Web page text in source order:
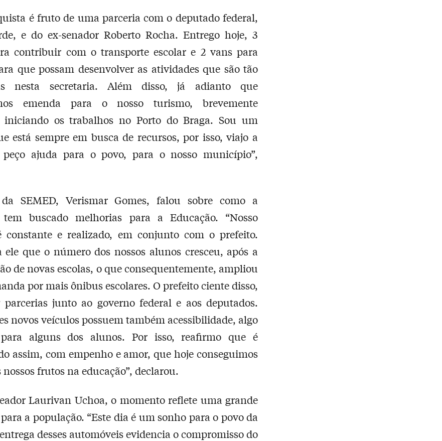
é fruto de uma parceria com o deputado federal,
e do ex-senador Roberto Rocha. Entrego hoje, 3
contribuir com o transporte escolar e 2 vans para
que possam desenvolver as atividades que são tão
nesta secretaria. Além disso, já adianto que
emenda para o nosso turismo, brevemente
iniciando os trabalhos no Porto do Braga. Sou um
está sempre em busca de recursos, por isso, viajo a
ajuda para o povo, para o nosso município”,
SEMED, Verismar Gomes, falou sobre como a
tem buscado melhorias para a Educação. “Nosso
constante e realizado, em conjunto com o prefeito.
ele que o número dos nossos alunos cresceu, após a
de novas escolas, o que consequentemente, ampliou
por mais ônibus escolares. O prefeito ciente disso,
junto ao governo federal e aos deputados.
novos veículos possuem também acessibilidade, algo
para alguns dos alunos. Por isso, reafirmo que é
assim, com empenho e amor, que hoje conseguimos
frutos na educação”, declarou.
Laurivan Uchoa, o momento reflete uma grande
a população. “Este dia é um sonho para o povo da
desses automóveis evidencia o compromisso do